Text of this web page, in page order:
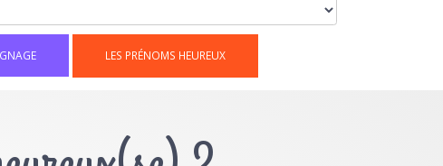
LES PRÉNOMS HEUREUX